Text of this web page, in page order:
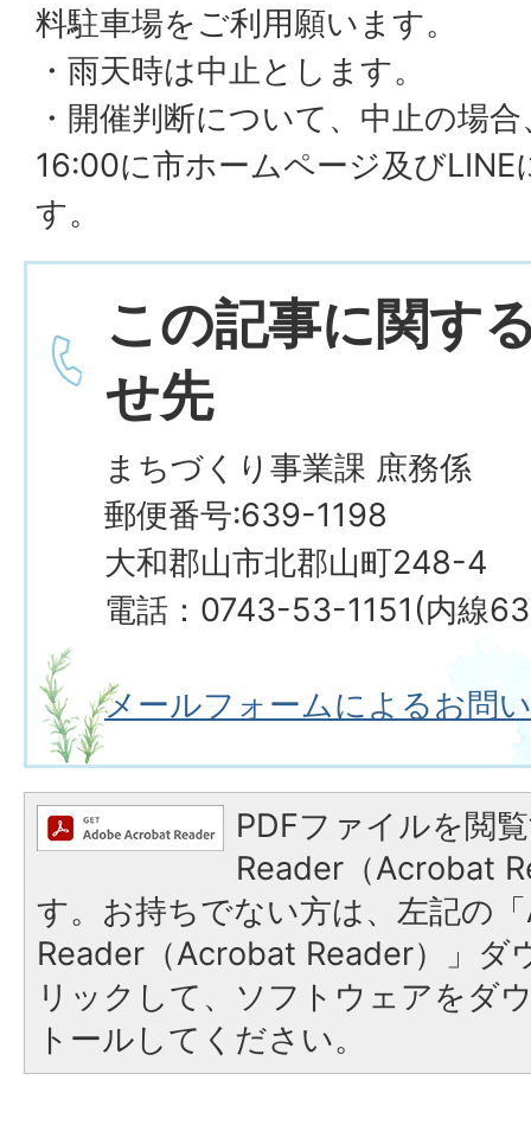
料駐車場をご利用願います。
・雨天時は中止とします。
・開催判断について、中止の場
16:00に市ホームページ及び
す。
この記事に関す
せ先
まちづくり事業課 庶務係
郵便番号:639-1198
大和郡山市北郡山町248-4
電話：0743-53-1151(内線
メールフォームによるお問
PDFファイルを閲
Reader（Acrobat
す。お持ちでない方は、左記の
Reader（Acrobat Reader）」ダ
リックして、ソフトウェアをダ
トールしてください。